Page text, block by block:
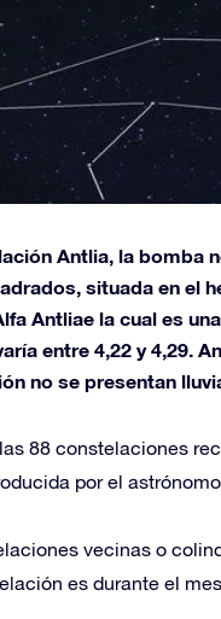
Antlia, la bomba
situada en el
Antliae la cual es
entre 4,22 y 4,29.
no se presentan
88 constelaciones
por el
vecinas o
es durante el